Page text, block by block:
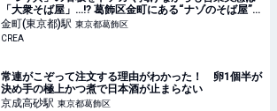
「大衆そば屋」…!? 葛飾区金町にある“ナゾのそば屋”が
誕生したヒミツ
金町(東京都)駅 東京都葛飾区
CREA
常連がこぞって注文する理由がわかった！ 卵1個半が
決め手の極上かつ煮で日本酒が止まらない
京成高砂駅 東京都葛飾区